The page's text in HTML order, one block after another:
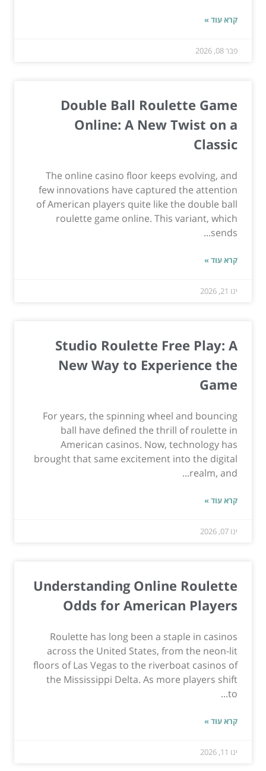
קרא עוד »
פבר 08, 2026
Double Ball Roulette Game
Online: A New Twist on a
Classic
The online casino floor keeps evolving, and
few innovations have captured the attention
of American players quite like the double ball
roulette game online. This variant, which
sends...
קרא עוד »
ינו 21, 2026
Studio Roulette Free Play: A
New Way to Experience the
Game
For years, the spinning wheel and bouncing
ball have defined the thrill of roulette in
American casinos. Now, technology has
brought that same excitement into the digital
realm, and...
קרא עוד »
ינו 07, 2026
Understanding Online Roulette
Odds for American Players
Roulette has long been a staple in casinos
across the United States, from the neon-lit
floors of Las Vegas to the riverboat casinos of
the Mississippi Delta. As more players shift
to...
קרא עוד »
ינו 11, 2026